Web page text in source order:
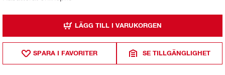
LÄGG TILL I VARUKORGEN
SPARA I FAVORITER SE TILLGÄNGLIGHET